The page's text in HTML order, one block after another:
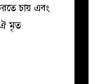
চায় এবং
ঐ মৃত